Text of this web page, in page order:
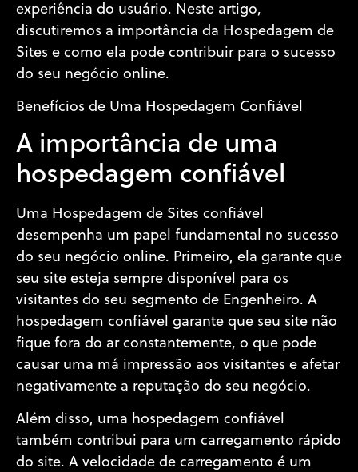
experiência do usuário. Neste artigo,
discutiremos a importância da Hospedagem de
Sites e como ela pode contribuir para o sucesso
do seu negócio online.
Benefícios de Uma Hospedagem Confiável
A importância de uma
hospedagem confiável
Uma Hospedagem de Sites confiável
desempenha um papel fundamental no sucesso
do seu negócio online. Primeiro, ela garante que
seu site esteja sempre disponível para os
visitantes do seu segmento de Engenheiro. A
hospedagem confiável garante que seu site não
fique fora do ar constantemente, o que pode
causar uma má impressão aos visitantes e afetar
negativamente a reputação do seu negócio.
Além disso, uma hospedagem confiável
também contribui para um carregamento rápido
do site. A velocidade de carregamento é um